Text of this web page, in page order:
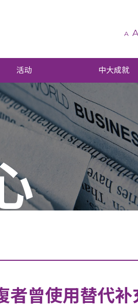
A A
活动 中大成就
者曾使用替代补